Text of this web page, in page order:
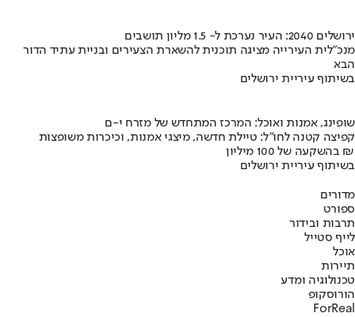
ירושלים 2040: העיר נערכת ל- 1.5 מליון תושבים
מנכ"לית העירייה מציגה תוכנית להשארת הצעירים ובניית עתיד הדור
הבא
בשיתוף עיריית ירושלים
שופינג, אמנות ואוכל: המרכז המתחדש של מזרח י-ם
קפיצה קטנה לחו"ל: טיילת חדשה, מיצגי אמנות, וכיכרות משופצות
בהשקעה של 100 מיליון ₪
בשיתוף עיריית ירושלים
מדורים
ספורט
תרבות ובידור
לייף סטייל
אוכל
תיירות
טכנולוגיה ומדע
הורוסקופ
ForReal